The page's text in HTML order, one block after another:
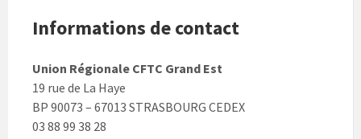
Informations de contact
Union Régionale CFTC Grand Est
19 rue de La Haye
BP 90073 – 67013 STRASBOURG CEDEX
03 88 99 38 28